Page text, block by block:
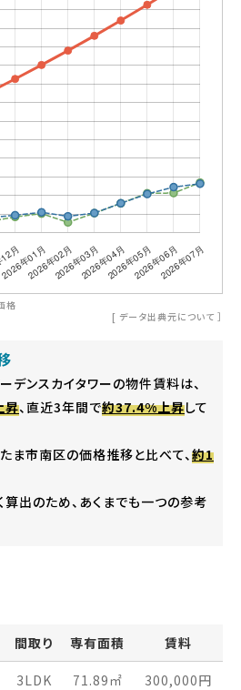
格
[ データ出典元について ］
デンスカイタワーの物件賃料は、
昇、直近3年間で約37.4%上昇して
ま市南区の価格推移と比べて、 約1
出のため、あくまでも一つの参考
間取り 専有面積 賃料
3LDK 71.89 ㎡ 300,000円